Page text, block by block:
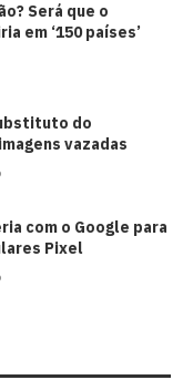
Será que o
em ‘150 países’
do
vazadas
com o Google para
Pixel